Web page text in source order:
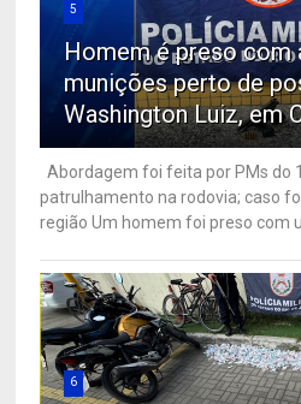
5
Homem é preso com
munições perto de
Washington Luiz, em
Abordagem foi feita por PMs do
patrulhamento na rodovia; caso
região Um homem foi preso com
6